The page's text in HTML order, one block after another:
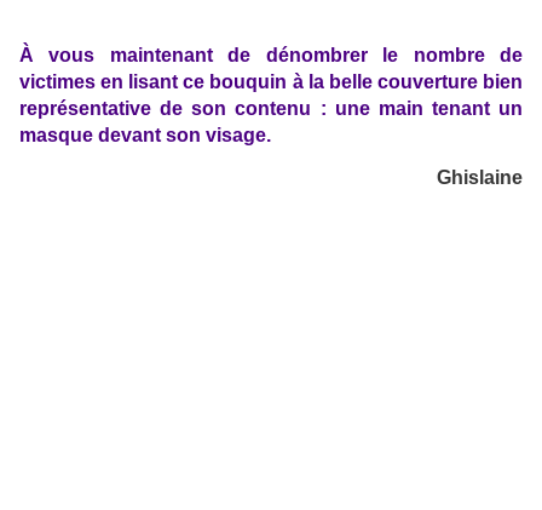
À vous maintenant de dénombrer le nombre de
victimes en lisant ce bouquin à la belle couverture bien
représentative de son contenu : une main tenant un
masque devant son visage.
Ghislaine